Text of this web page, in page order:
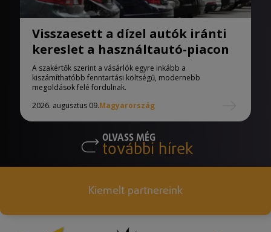
Visszaesett a dízel autók iránti
kereslet a használtautó-piacon
A szakértők szerint a vásárlók egyre inkább a
kiszámíthatóbb fenntartási költségű, modernebb
megoldások felé fordulnak.
2026. augusztus 09.Magyarország
OLVASS MÉG
további hírek
Kiemelt partnereink